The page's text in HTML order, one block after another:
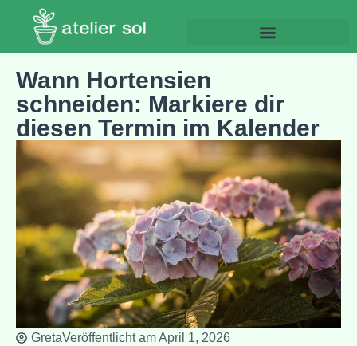
Wann Hortensien
schneiden: Markiere dir
diesen Termin im Kalender
GretaVeröffentlicht amApril 1, 2026